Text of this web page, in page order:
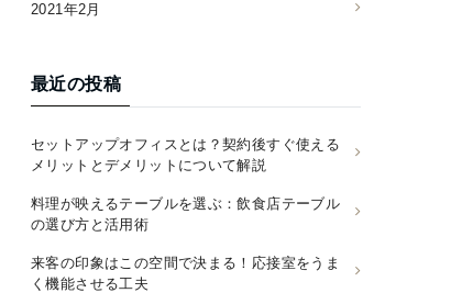
2021年2月
最近の投稿
セットアップオフィスとは？契約後すぐ使える
メリットとデメリットについて解説
料理が映えるテーブルを選ぶ：飲食店テーブル
の選び方と活用術
来客の印象はこの空間で決まる！応接室をうま
く機能させる工夫